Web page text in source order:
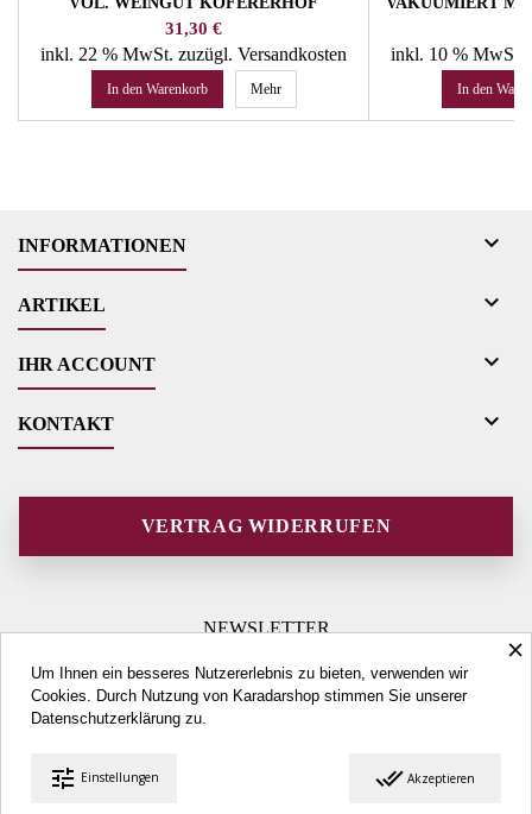
Preis
31,30 €
inkl. 22 % MwSt. zuzügl. Versandkosten
In den Warenkorb Mehr
inkl. 10 % MwSt.
In den
INFORMATIONEN 
ARTIKEL 
IHR ACCOUNT 
KONTAKT 
VERTRAG WIDERRUFEN
NEWSLETTER
×
Um Ihnen ein besseres Nutzererlebnis zu bieten, verwenden wir
Cookies. Durch Nutzung von Karadarshop stimmen Sie unserer
Datenschutzerklärung zu.
done_all Akzeptieren
tune Einstellungen